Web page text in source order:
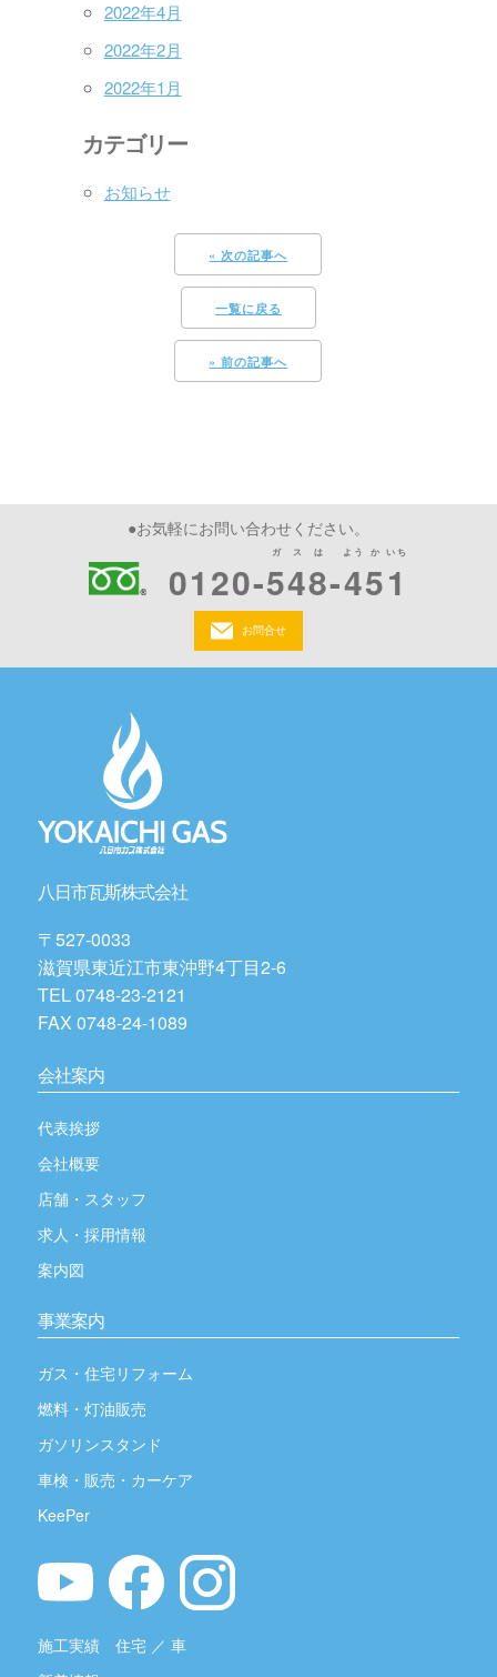
2022年4月
2022年2月
2022年1月
カテゴリー
お知らせ
« 次の記事へ
一覧に戻る
» 前の記事へ
●お気軽にお問い合わせください。
0120-548
ガスは
-4
よう
5
か
1
いち
お問合せ
八日市瓦斯株式会社
〒527-0033
滋賀県東近江市東沖野4丁目2-6
TEL 0748-23-2121
FAX 0748-24-1089
会社案内
代表挨拶
会社概要
店舗・スタッフ
求人・採用情報
案内図
事業案内
ガス・住宅リフォーム
燃料・灯油販売
ガソリンスタンド
車検・販売・カーケア
KeePer
施工実績 住宅／ 車